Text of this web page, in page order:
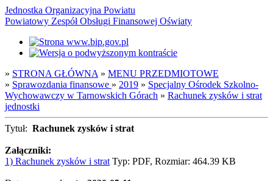
Jednostka Organizacyjna Powiatu
Powiatowy Zespół Obsługi Finansowej Oświaty
» STRONA GŁÓWNA » MENU PRZEDMIOTOWE
» Sprawozdania finansowe » 2019 » Specjalny Ośrodek Szkolno-
Wychowawczy w Tarnowskich Górach » Rachunek zysków i strat
jednostki
Tytuł: Rachunek zysków i strat
Załączniki:
1) Rachunek zysków i strat Typ: PDF, Rozmiar: 464.39 KB